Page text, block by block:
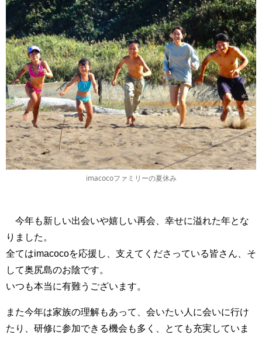
imacocoファミリーの夏休み
今年も新しい出会いや嬉しい再会、幸せに溢れた年とな
りました。
全てはimacocoを応援し、支えてくださっている皆さん、そ
して奥尻島のお陰です。
いつも本当に有難うございます。
また今年は家族の理解もあって、会いたい人に会いに行け
たり、研修に参加できる機会も多く、とても充実していま